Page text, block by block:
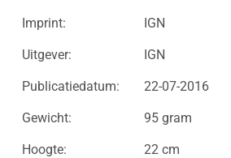
Imprint: IGN
Uitgever: IGN
Publicatiedatum: 22-07-2016
Gewicht: 95 gram
Hoogte: 22 cm